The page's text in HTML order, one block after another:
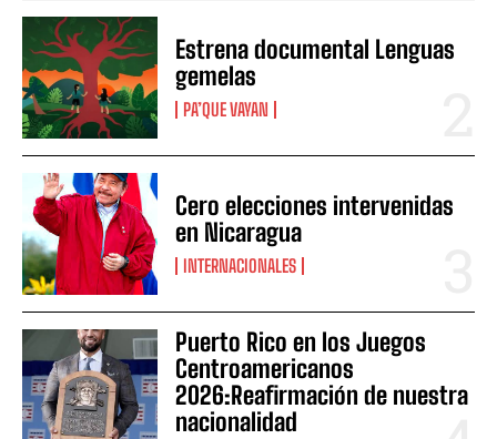
Estrena documental Lenguas
gemelas
PA’QUE VAYAN
Cero elecciones intervenidas
en Nicaragua
INTERNACIONALES
Puerto Rico en los Juegos
Centroamericanos
2026:Reafirmación de nuestra
nacionalidad